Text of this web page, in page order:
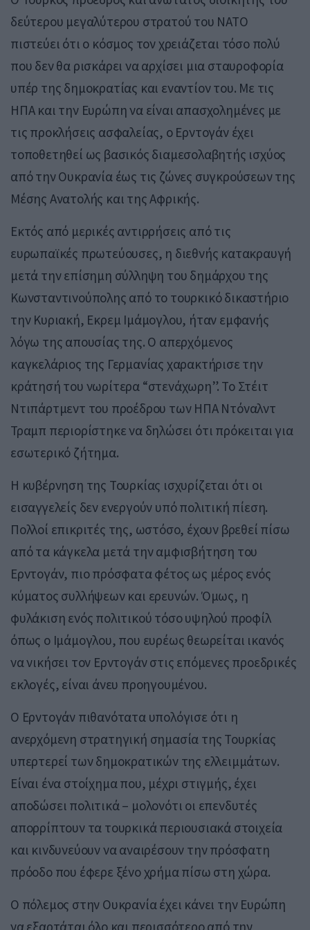
δεύτερου μεγαλύτερου στρατού του ΝΑΤΟ
πιστεύει ότι ο κόσμος τον χρειάζεται τόσο πολύ
που δεν θα ρισκάρει να αρχίσει μια σταυροφορία
υπέρ της δημοκρατίας και εναντίον του. Με τις
ΗΠΑ και την Ευρώπη να είναι απασχολημένες με
τις προκλήσεις ασφαλείας, ο Ερντογάν έχει
τοποθετηθεί ως βασικός διαμεσολαβητής ισχύος
από την Ουκρανία έως τις ζώνες συγκρούσεων της
Μέσης Ανατολής και της Αφρικής.
Εκτός από μερικές αντιρρήσεις από τις
ευρωπαϊκές πρωτεύουσες, η διεθνής κατακραυγή
μετά την επίσημη σύλληψη του δημάρχου της
Κωνσταντινούπολης από το τουρκικό δικαστήριο
την Κυριακή, Εκρεμ Ιμάμογλου, ήταν εμφανής
λόγω της απουσίας της. Ο απερχόμενος
καγκελάριος της Γερμανίας χαρακτήρισε την
κράτησή του νωρίτερα “στενάχωρη”. Το Στέιτ
Ντιπάρτμεντ του προέδρου των ΗΠΑ Ντόναλντ
Τραμπ περιορίστηκε να δηλώσει ότι πρόκειται για
εσωτερικό ζήτημα.
Η κυβέρνηση της Τουρκίας ισχυρίζεται ότι οι
εισαγγελείς δεν ενεργούν υπό πολιτική πίεση.
Πολλοί επικριτές της, ωστόσο, έχουν βρεθεί πίσω
από τα κάγκελα μετά την αμφισβήτηση του
Ερντογάν, πιο πρόσφατα φέτος ως μέρος ενός
κύματος συλλήψεων και ερευνών. Όμως, η
φυλάκιση ενός πολιτικού τόσο υψηλού προφίλ
όπως ο Ιμάμογλου, που ευρέως θεωρείται ικανός
να νικήσει τον Ερντογάν στις επόμενες προεδρικές
εκλογές, είναι άνευ προηγουμένου.
Ο Ερντογάν πιθανότατα υπολόγισε ότι η
ανερχόμενη στρατηγική σημασία της Τουρκίας
υπερτερεί των δημοκρατικών της ελλειμμάτων.
Είναι ένα στοίχημα που, μέχρι στιγμής, έχει
αποδώσει πολιτικά – μολονότι οι επενδυτές
απορρίπτουν τα τουρκικά περιουσιακά στοιχεία
και κινδυνεύουν να αναιρέσουν την πρόσφατη
πρόοδο που έφερε ξένο χρήμα πίσω στη χώρα.
Ο πόλεμος στην Ουκρανία έχει κάνει την Ευρώπη
να εξαρτάται όλο και περισσότερο από την